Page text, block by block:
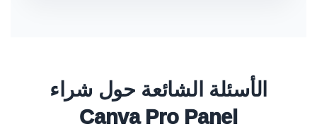
الأسئلة الشائعة حول شراء
Canva Pro Panel